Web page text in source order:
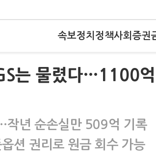
속보정치 정책사회 증권
는 물렸다…1100
작년 순손실만 509억 기록
션 권리로 원금 회수 가능